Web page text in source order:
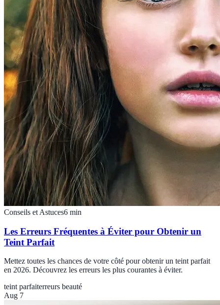
Conseils et Astuces6 min
Les Erreurs Fréquentes à Éviter pour Obtenir un
Teint Parfait
Mettez toutes les chances de votre côté pour obtenir un teint parfait
en 2026. Découvrez les erreurs les plus courantes à éviter.
teint parfaiterreurs beauté
Aug 7